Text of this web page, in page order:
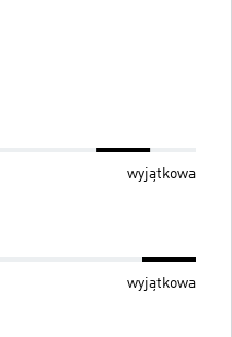
wyjątkowa
wyjątkowa